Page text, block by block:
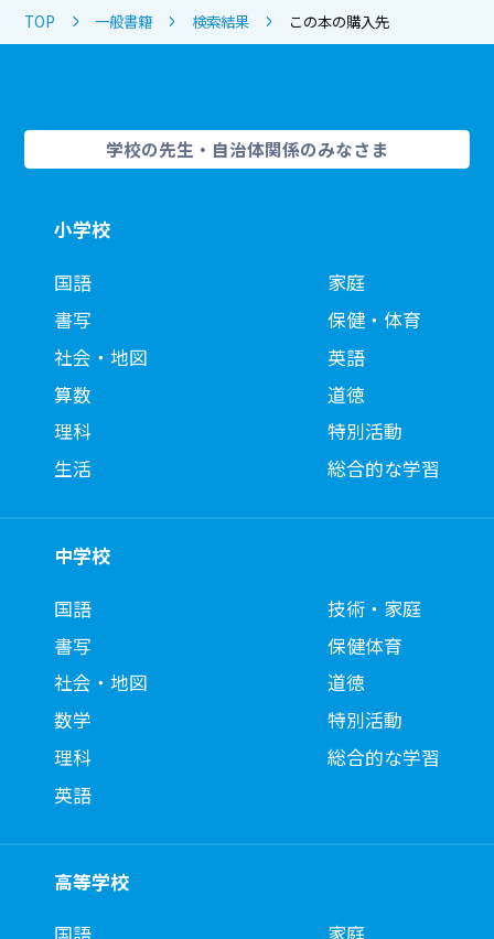
TOP 一般書籍 検索結果 この本の購入先
学校の先生・自治体関係のみなさま
小学校
国語
書写
社会・地図
算数
理科
生活
家庭
保健・体育
英語
道徳
特別活動
総合的な学習
中学校
国語
書写
社会・地図
数学
理科
英語
技術・家庭
保健体育
道徳
特別活動
総合的な学習
高等学校